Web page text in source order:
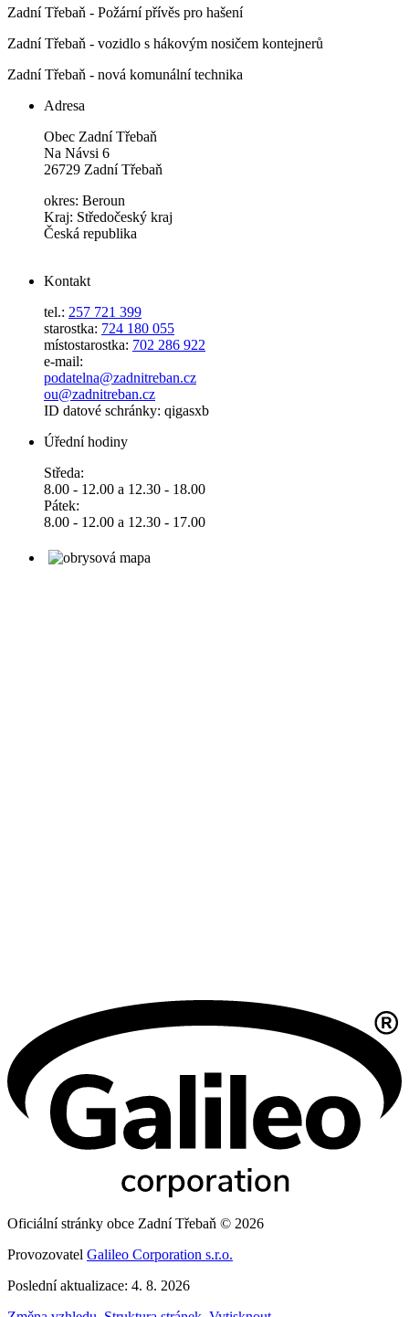
Zadní Třebaň - Požární přívěs pro hašení
Zadní Třebaň - vozidlo s hákovým nosičem kontejnerů
Zadní Třebaň - nová komunální technika
Adresa
Obec Zadní Třebaň
Na Návsi 6
26729 Zadní Třebaň
okres: Beroun
Kraj: Středočeský kraj
Česká republika
Kontakt
tel.: 257 721 399
starostka: 724 180 055
místostarostka: 702 286 922
e-mail:
podatelna@zadnitreban.cz
ou@zadnitreban.cz
ID datové schránky: qigasxb
Úřední hodiny
Středa:
8.00 - 12.00 a 12.30 - 18.00
Pátek:
8.00 - 12.00 a 12.30 - 17.00
Oficiální stránky obce Zadní Třebaň © 2026
Provozovatel Galileo Corporation s.r.o.
Poslední aktualizace: 4. 8. 2026